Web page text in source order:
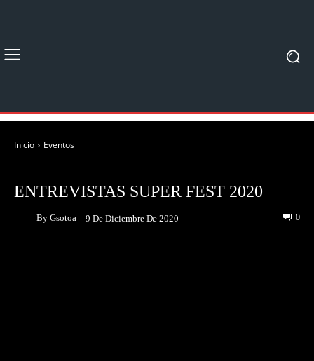
Inicio Eventos
ENTREVISTAS SUPER FEST 2020
By Gsotoa 9 De Diciembre De 2020 0